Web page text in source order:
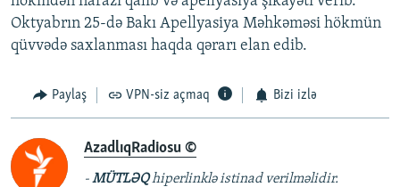
Oktyabrın 25-də Bakı Apellyasiya Məhkəməsi hökmün
qüvvədə saxlanması haqda qərarı elan edib.
Paylaş VPN-siz açmaq Bizi izlə
AzadlıqRadiosu ©
-MÜTLƏQhiperlinklə istinad verilməlidir.